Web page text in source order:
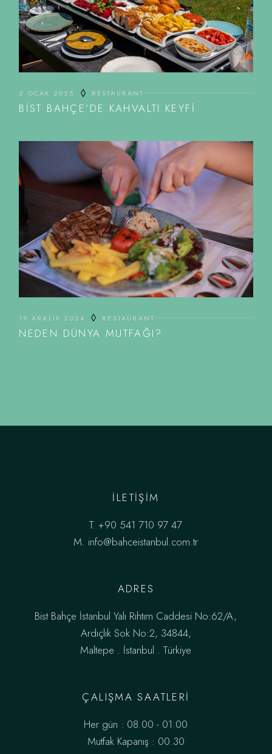
2 OCAK 2025 RESTAURANT
BIST BAHÇE’DE KAHVALTI KEYFI
19 ARALIK 2024 RESTAURANT
NEDEN DÜNYA MUTFAĞI?
ILETIŞIM
T.+90 541 710 97 47
M. info@bahceistanbul.com.tr
ADRES
Bist Bahçe İstanbul Yalı Rıhtım Caddesi No:62/A,
Ardıçlık Sok No:2, 34844,
Maltepe . İstanbul . Türkiye
ÇALIŞMA SAATLERI
Her gün : 08.00 - 01.00
Mutfak Kapanış : 00.30